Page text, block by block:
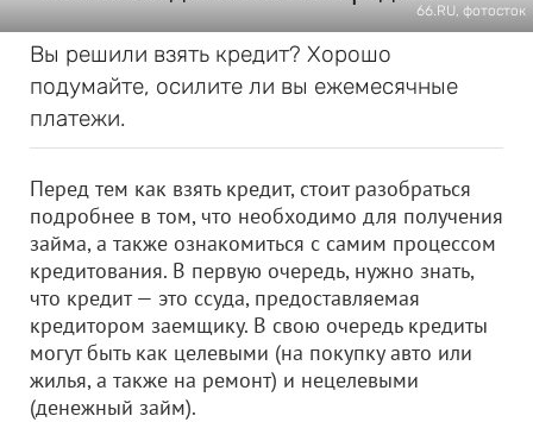
66.RU, фотосток
Вы решили взять кредит? Хорошо
подумайте, осилите ли вы ежемесячные
платежи.
Перед тем как взять кредит, стоит разобраться
подробнее в том, что необходимо для получения
займа, а также ознакомиться с самим процессом
кредитования. В первую очередь, нужно знать,
что кредит — это ссуда, предоставляемая
кредитором заемщику. В свою очередь кредиты
могут быть как целевыми (на покупку авто или
жилья, а также на ремонт) и нецелевыми
(денежный займ).